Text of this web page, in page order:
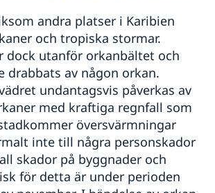
andra platser i Karibien
och tropiska stormar.
dock utanför orkanbältet och
drabbats av någon orkan.
undantagsvis påverkas av
med kraftiga regnfall som
översvärmningar
inte till några personskador
skador på byggnader och
för detta är under perioden